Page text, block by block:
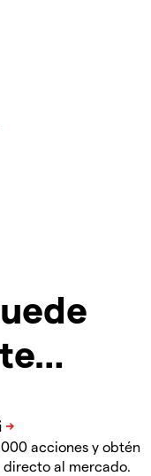
acciones y obtén
al mercado.